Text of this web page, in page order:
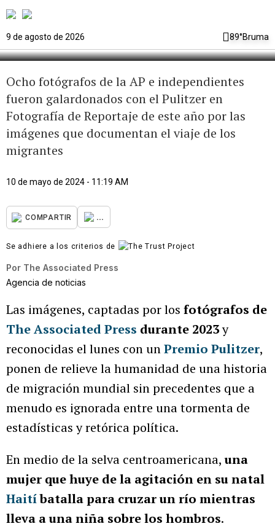
9 de agosto de 2026 89°Bruma
son reconocidas con un Pulitzer
Ocho fotógrafos de la AP e independientes
fueron galardonados con el Pulitzer en
Fotografía de Reportaje de este año por las
imágenes que documentan el viaje de los
migrantes
10 de mayo de 2024 - 11:19 AM
COMPARTIR ...
Se adhiere a los criterios de
Por The Associated Press
Agencia de noticias
Las imágenes, captadas por los fotógrafos de
The Associated Press durante 2023y
reconocidas el lunes con unPremio Pulitzer,
ponen de relieve la humanidad de una historia
de migración mundial sin precedentes que a
menudo es ignorada entre una tormenta de
estadísticas y retórica política.
En medio de la selva centroamericana,una
mujer que huye de la agitación en su natal
Haitíbatalla para cruzar un río mientras
lleva a una niña sobre los hombros.